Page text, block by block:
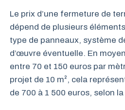
Le prix d’une fermeture de
dépend de plusieurs
type de panneaux, système
d’œuvre éventuelle. En
entre 70 et 150 euros par
projet de 10 m², cela
de 700 à 1 500 euros, selon